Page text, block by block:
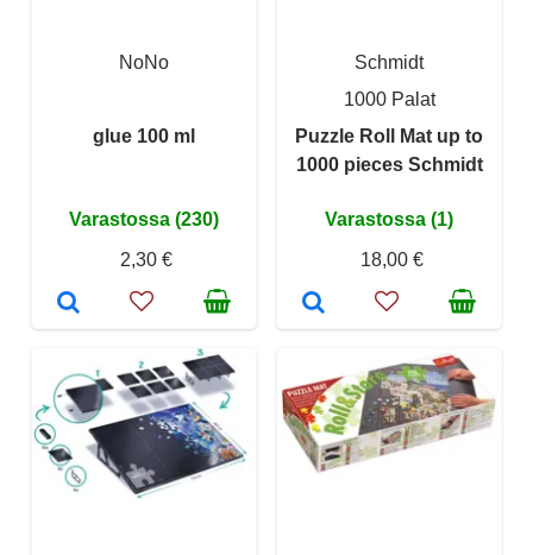
NoNo
glue 100 ml
Varastossa (230)
2,30 €
Schmidt
1000 Palat
Puzzle Roll Mat up to
1000 pieces Schmidt
Varastossa (1)
18,00 €